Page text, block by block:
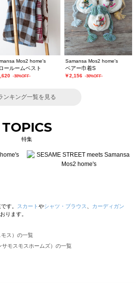
Mos2 home's
ールームベスト
-30%OFF-
Samansa Mos2 home's
ベアー巾着S
￥2,156 -30%OFF-
ンキング一覧を見る
TOPICS
特集
す。 スカート やシャツ・ブラウス
カーディガン
ります。
ス）の一覧
モスモスホームズ）の一覧
ハルバイサマンサモスモス）の一覧